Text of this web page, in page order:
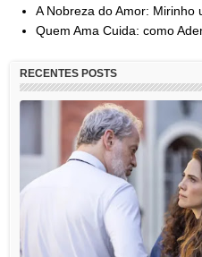
A Nobreza do Amor: Mirinho
Quem Ama Cuida: como
RECENTES POSTS